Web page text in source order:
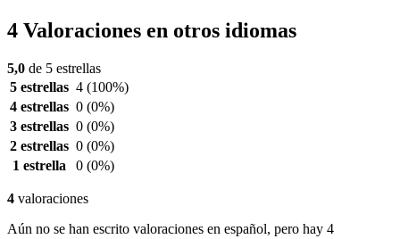
4 Valoraciones en otros idiomas
5,0 de 5 estrellas
5 estrellas 4 (100%)
4 estrellas 0 (0%)
3 estrellas 0 (0%)
2 estrellas 0 (0%)
1 estrella
0 (0%)
4 valoraciones
Aún no se han escrito valoraciones en español, pero hay 4